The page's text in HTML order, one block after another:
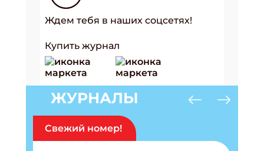
Ждем тебя в наших соцсетях!
Купить журнал
ЖУРНАЛЫ
Свежий номер!
Подпишись на рассылку
Получи электронный "Классный журнал" в
подарок!
Укажите имя